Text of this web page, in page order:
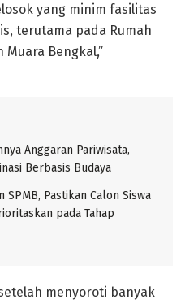
yang minim fasilitas
terutama pada Rumah
Bengkal,”
Anggaran Pariwisata,
Berbasis Budaya
SPMB, Pastikan Calon Siswa
pada Tahap
menyoroti banyak